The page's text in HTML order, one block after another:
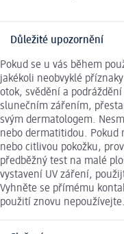
Důležité upozornění
Pokud se u vás během
jakékoli neobvyklé
otok, svědění a
slunečním zářením,
svým dermatologem.
nebo dermatitidou. Pokud
nebo citlivou pokožku,
předběžný test na malé
vystavení UV záření,
Vyhněte se přímému
použití znovu nepoužívejte.